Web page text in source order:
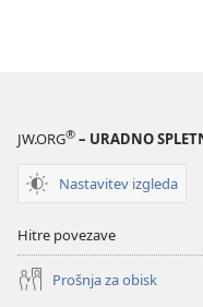
JW.ORG® – URADNO
Nastavitev izgleda
Hitre povezave
Prošnja za obisk